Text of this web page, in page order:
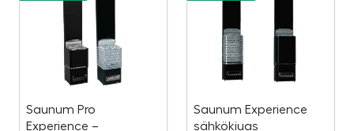
Saunum Pro
Experience –
Saunum Experience
sähkökiuas